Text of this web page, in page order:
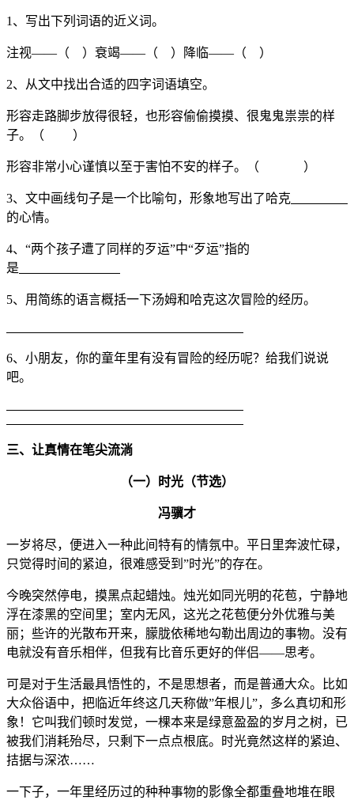
1、写出下列词语的近义词。
注视——（ ）衰竭——（ ）降临——（ ）
2、从文中找出合适的四字词语填空。
形容走路脚步放得很轻，也形容偷偷摸摸、很鬼鬼祟祟的样
子。（ ）
形容非常小心谨慎以至于害怕不安的样子。（ ）
3、文中画线句子是一个比喻句，形象地写出了哈克
的心情。
4、“两个孩子遭了同样的歹运”中“歹运”指的
是
5、用简练的语言概括一下汤姆和哈克这次冒险的经历。
6、小朋友，你的童年里有没有冒险的经历呢？给我们说说
吧。
三、让真情在笔尖流淌
（一）时光（节选）
冯骥才
一岁将尽，便进入一种此间特有的情氛中。平日里奔波忙碌，
只觉得时间的紧迫，很难感受到”时光”的存在。
今晚突然停电，摸黑点起蜡烛。烛光如同光明的花苞，宁静地
浮在漆黑的空间里；室内无风，这光之花苞便分外优雅与美
丽；些许的光散布开来，朦胧依稀地勾勒出周边的事物。没有
电就没有音乐相伴，但我有比音乐更好的伴侣——思考。
可是对于生活最具悟性的，不是思想者，而是普通大众。比如
大众俗语中，把临近年终这几天称做”年根儿”，多么真切和形
象！它叫我们顿时发觉，一棵本来是绿意盈盈的岁月之树，已
被我们消耗殆尽，只剩下一点点根底。时光竟然这样的紧迫、
拮据与深浓……
一下子，一年里经历过的种种事物的影像全都重叠地堆在眼